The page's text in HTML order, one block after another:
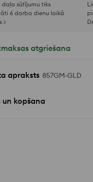
daļa sūtījumu tiks
6 darba dienu laikā
>
atgriešana
apraksts 857GM-GLD
un kopšana